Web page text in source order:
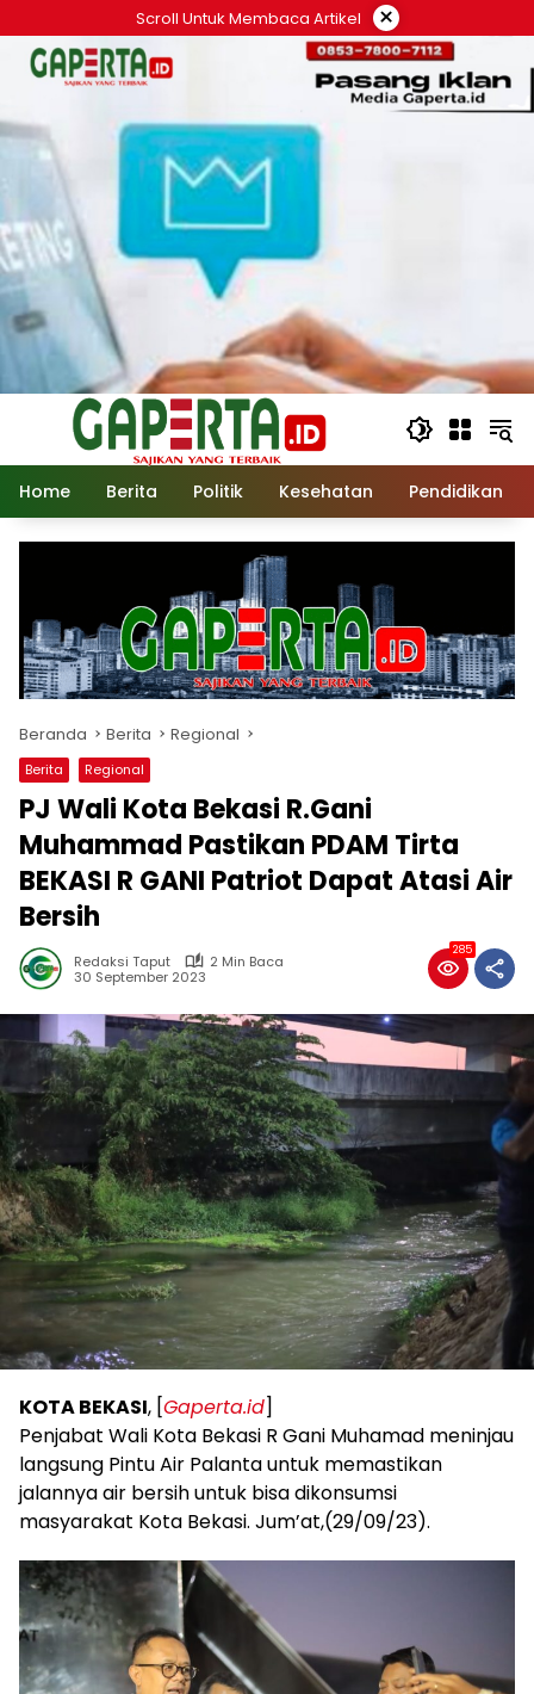
ke
konten
Scroll Untuk Membaca Artikel ×
Home Berita Politik Kesehatan Pendidikan
Beranda Berita Regional
Berita Regional
PJ Wali Kota Bekasi R.Gani
Muhammad Pastikan PDAM Tirta
BEKASI R GANI Patriot Dapat Atasi Air
Bersih
Redaksi Taput
2 Min Baca
30 September 2023
285
KOTA BEKASI, [Gaperta.id]
Penjabat Wali Kota Bekasi R Gani Muhamad meninjau
langsung Pintu Air Palanta untuk memastikan
jalannya air bersih untuk bisa dikonsumsi
masyarakat Kota Bekasi. Jum’at,(29/09/23).